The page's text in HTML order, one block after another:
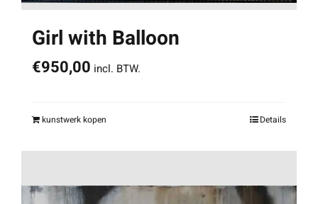
Girl with Balloon
€950,00 incl. BTW.
kunstwerk kopen Details